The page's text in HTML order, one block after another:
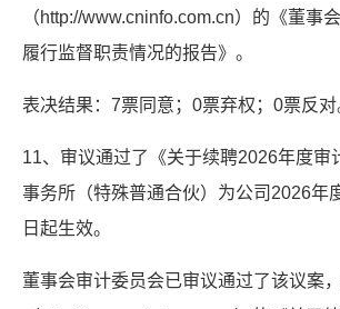
（http://www.cninfo.com.cn）的《董
履行监督职责情况的报告》。
表决结果：7票同意；0票弃权；0票反对
11、审议通过了《关于续聘2026年度
事务所（特殊普通合伙）为公司2026年
日起生效。
董事会审计委员会已审议通过了该议案